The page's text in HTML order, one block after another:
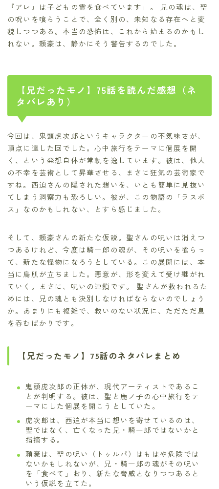
『アレ』は子どもの霊を食べています」。 兄の魂は、聖
の呪いを喰らうことで、全く別の、未知なる存在へと変
貌しつつある。本当の恐怖は、これから始まるのかもし
れない。頼豪は、静かにそう警告するのでした。
【兄だったモノ】75話を読んだ感想（ネ
タバレあり）
今回は、鬼頭虎次郎というキャラクターの不気味さが、
頂点に達した回でした。心中旅行をテーマに個展を開
く、という発想自体が常軌を逸しています。彼は、他人
の不幸を芸術として昇華させる、まさに狂気の芸術家で
すね。西迫さんの隠された想いを、いとも簡単に見抜い
てしまう洞察力も恐ろしい。彼が、この物語の「ラスボ
ス」なのかもしれない、とすら感じました。
そして、頼豪さんの新たな仮説。聖さんの呪いは消えつ
つあるけれど、今度は騎一郎の魂が、その呪いを喰らっ
て、新たな怪物になろうとしている。この展開には、本
当に鳥肌が立ちました。悪意が、形を変えて受け継がれ
ていく。まさに、呪いの連鎖です。 聖さんが救われるた
めには、兄の魂とも決別しなければならないのでしょう
か。あまりにも複雑で、救いのない状況に、ただただ息
を呑むばかりです。
【兄だったモノ】75話のネタバレまとめ
鬼頭虎次郎の正体が、現代アーティストであるこ
とが判明する。彼は、聖と鹿ノ子の心中旅行をテ
ーマにした個展を開こうとしていた。
虎次郎は、西迫が本当に想いを寄せているのは、
聖ではなく、亡くなった兄・騎一郎ではないかと
指摘する。
頼豪は、聖の呪い（トゥルパ）はもはや危険では
ないかもしれないが、兄・騎一郎の魂がその呪い
を「食べて」おり、新たな脅威となりつつあると
いう仮説を立てた。